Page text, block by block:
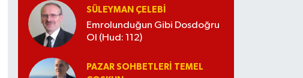
SÜLEYMAN ÇELEBI
Emrolunduğun Gibi Dosdoğru
Ol (Hud: 112)
PAZAR SOHBETLERI TEMEL